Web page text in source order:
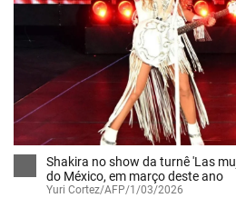
Shakira no show da turnê 'Las
do México, em março deste ano
Yuri Cortez/AFP/1/03/2026